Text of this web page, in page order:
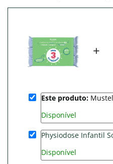
+
Este produto:
Disponível
Physiodose Infantil
Disponível